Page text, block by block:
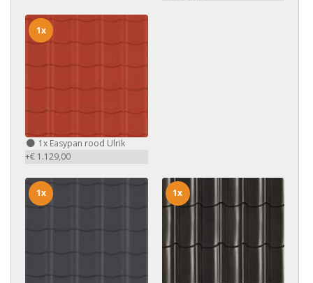
1x Easypan rood Ulrik
+€ 1.129,00
1x
1x 1x